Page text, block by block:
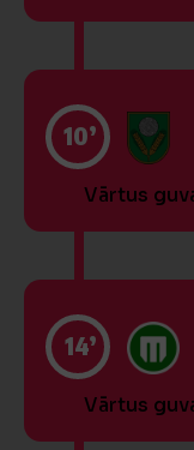
10’
Vārtus
14’
Vārtus